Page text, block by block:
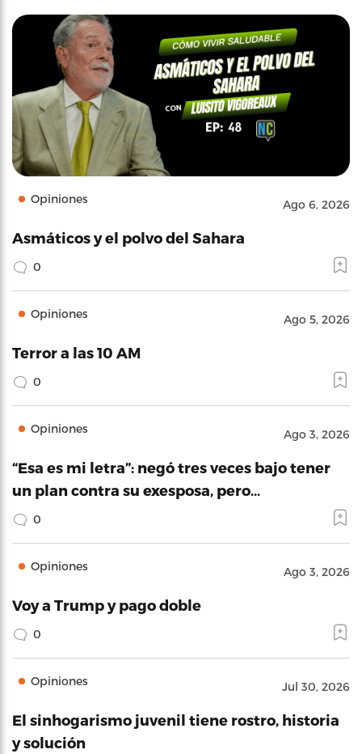
Opiniones Ago 6, 2026
Asmáticos y el polvo del Sahara
0
Opiniones Ago 5, 2026
Terror a las 10 AM
0
Opiniones Ago 3, 2026
“Esa es mi letra”: negó tres veces bajo tener
un plan contra su exesposa, pero…
0
Opiniones Ago 3, 2026
Voy a Trump y pago doble
0
Opiniones Jul 30, 2026
El sinhogarismo juvenil tiene rostro, historia
y solución